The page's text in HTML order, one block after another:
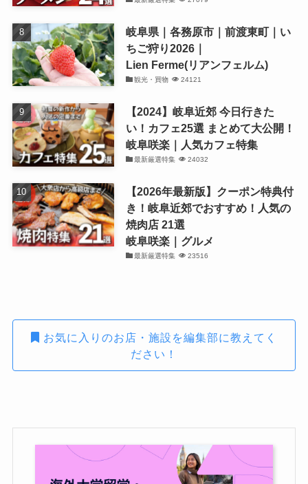
岐阜県｜各務原市｜前渡東町｜い
ちご狩り2026｜
Lien Ferme(リアンフェルム)
観光・買物 24121
【2024】岐阜近郊 今日行きた
い！カフェ25選 まとめて大公開！
岐阜咲楽｜人気カフェ特集
最新厳選特集 24032
【2026年最新版】クーポン特典付
き！岐阜近郊でおすすめ！人気の
焼肉店 21選
岐阜咲楽｜グルメ
最新厳選特集 23516
お気に入りのお店・施設を編集部に教えてく
ださい！